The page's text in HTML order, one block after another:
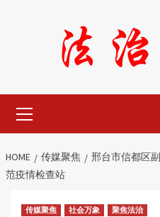
Menu
HOME 传媒聚焦
邢台市信都区
范疫情检查站
传媒聚焦 社会万象 聚焦法治